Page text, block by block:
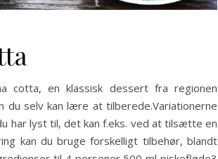
cotta, en klassisk dessert fra regionen
du selv kan lære at tilberede.Variationerne
har lyst til, det kan f.eks. ved at tilsætte en
kan du bruge forskelligt tilbehør, blandt